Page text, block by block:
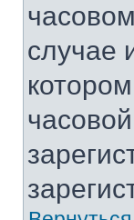
случае